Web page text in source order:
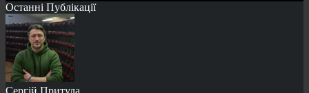
Останні Публікації
Сергій Притула